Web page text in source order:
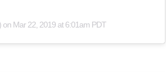
on Mar 22, 2019 at 6:01am PDT